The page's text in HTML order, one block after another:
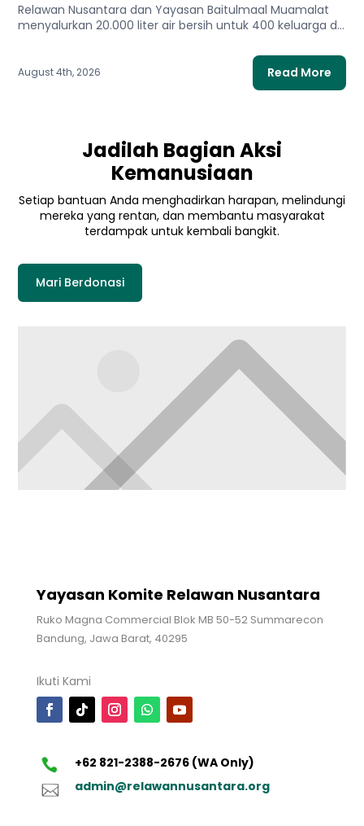
Relawan Nusantara dan Yayasan Baitulmaal Muamalat
menyalurkan 20.000 liter air bersih untuk 400 keluarga di
August 4th, 2026 Read More
Jadilah Bagian Aksi
Kemanusiaan
Setiap bantuan Anda menghadirkan harapan, melindungi
mereka yang rentan, dan membantu masyarakat
terdampak untuk kembali bangkit.
Mari Berdonasi
Yayasan Komite Relawan Nusantara
Ruko Magna Commercial Blok MB 50-52 Summarecon
Bandung, Jawa Barat, 40295
Ikuti Kami
+62 821-2388-2676 (WA Only)
admin@relawannusantara.org